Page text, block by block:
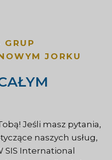
GRUP
JORKU
Jeśli masz pytania,
naszych usług,
SIS International